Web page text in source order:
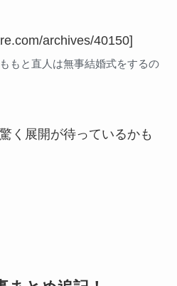
archives/40150]
もと直人は無事結婚式をするの
く展開が待っているかも